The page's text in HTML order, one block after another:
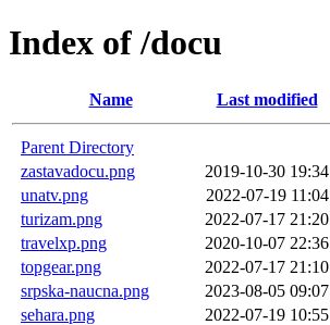
Index of /docu
Name Last modified
Parent Directory
zastavadocu.png
2019-10-30 19:34
unatv.png
2022-07-19 11:04
turizam.png
2022-07-17 21:20
travelxp.png
2020-10-07 22:36
topgear.png
2022-07-17 21:10
srpska-naucna.png
2023-08-05 09:07
sehara.png
2022-07-19 10:55